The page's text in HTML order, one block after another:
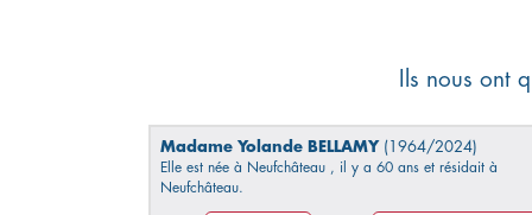
Ils nous ont
Madame Yolande BELLAMY (1964/2024)
Elle est née à Neufchâteau , il y a 60 ans et résidait à
Neufchâteau.